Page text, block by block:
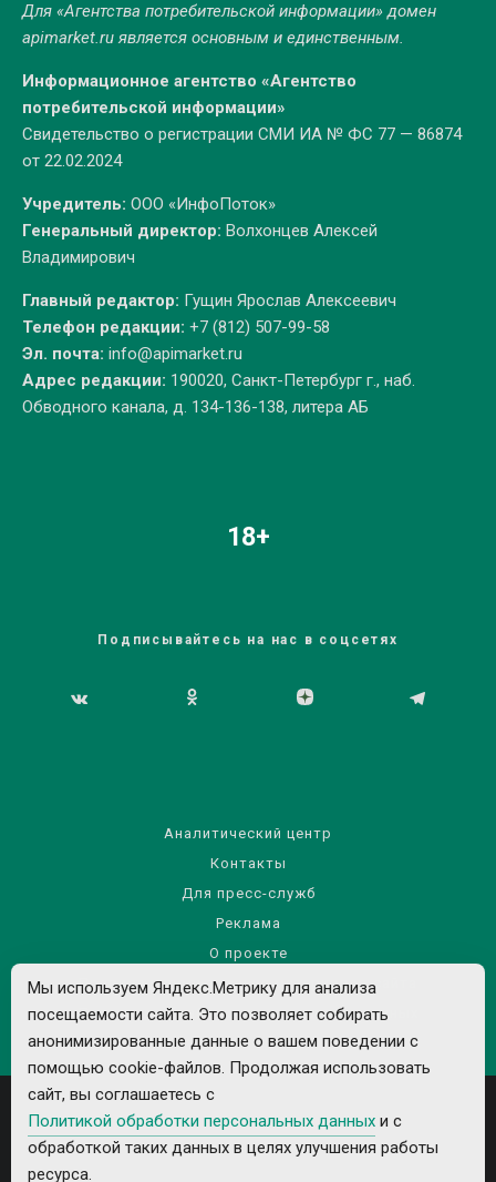
Для «Агентства потребительской информации» домен
apimarket.ruявляется основным и единственным.
Информационное агентство «Агентство
потребительской информации»
Свидетельство о регистрации СМИ ИА № ФС 77 — 86874
от 22.02.2024
Учредитель: ООО «ИнфоПоток»
Генеральный директор: Волхонцев Алексей
Владимирович
Главный редактор: Гущин Ярослав Алексеевич
Телефон редакции: +7 (812) 507-99-58
Эл. почта: info@apimarket.ru
Адрес редакции: 190020, Санкт-Петербург г., наб.
Обводного канала, д. 134-136-138, литера АБ
18+
Подписывайтесь на нас в соцсетях
Аналитический центр
Контакты
Для пресс-служб
Реклама
О проекте
Правила использования материалов сайта
Политика обработки персональных данных
Мы используем Яндекс.Метрику для анализа
посещаемости сайта. Это позволяет собирать
анонимизированные данные о вашем поведении с
помощью cookie-файлов. Продолжая использовать
сайт, вы соглашаетесь с
Политикой обработки персональных данных и с
обработкой таких данных в целях улучшения работы
ресурса.